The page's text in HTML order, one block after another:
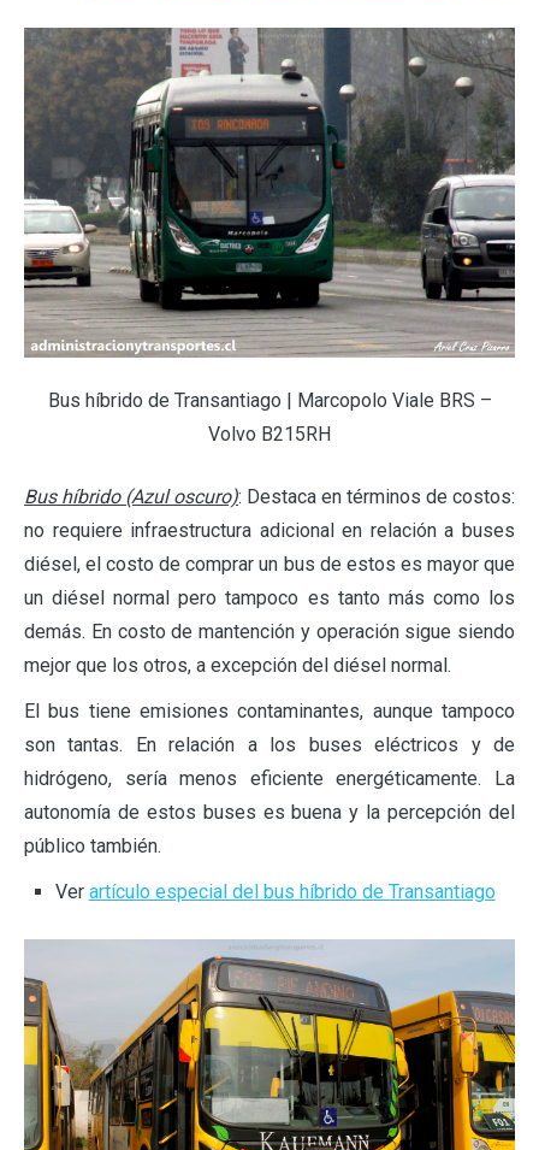
Bus híbrido de Transantiago | Marcopolo Viale BRS –
Volvo B215RH
Bus híbrido (Azul oscuro): Destaca en términos de costos:
no requiere infraestructura adicional en relación a buses
diésel, el costo de comprar un bus de estos es mayor que
un diésel normal pero tampoco es tanto más como los
demás. En costo de mantención y operación sigue siendo
mejor que los otros, a excepción del diésel normal.
El bus tiene emisiones contaminantes, aunque tampoco
son tantas. En relación a los buses eléctricos y de
hidrógeno, sería menos eficiente energéticamente. La
autonomía de estos buses es buena y la percepción del
público también.
Ver artículo especial del bus híbrido de Transantiago